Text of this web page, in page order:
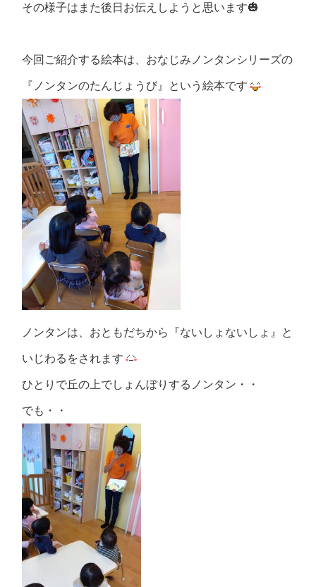
その様子はまた後日お伝えしようと思います🎃
今回ご紹介する絵本は、おなじみノンタンシリーズの
『ノンタンのたんじょうび』という絵本です
ノンタンは、おともだちから『ないしょないしょ』と
いじわるをされます
ひとりで丘の上でしょんぼりするノンタン・・
でも・・